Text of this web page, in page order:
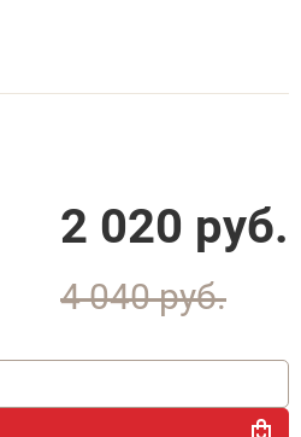
2 020 руб.
4 040руб.